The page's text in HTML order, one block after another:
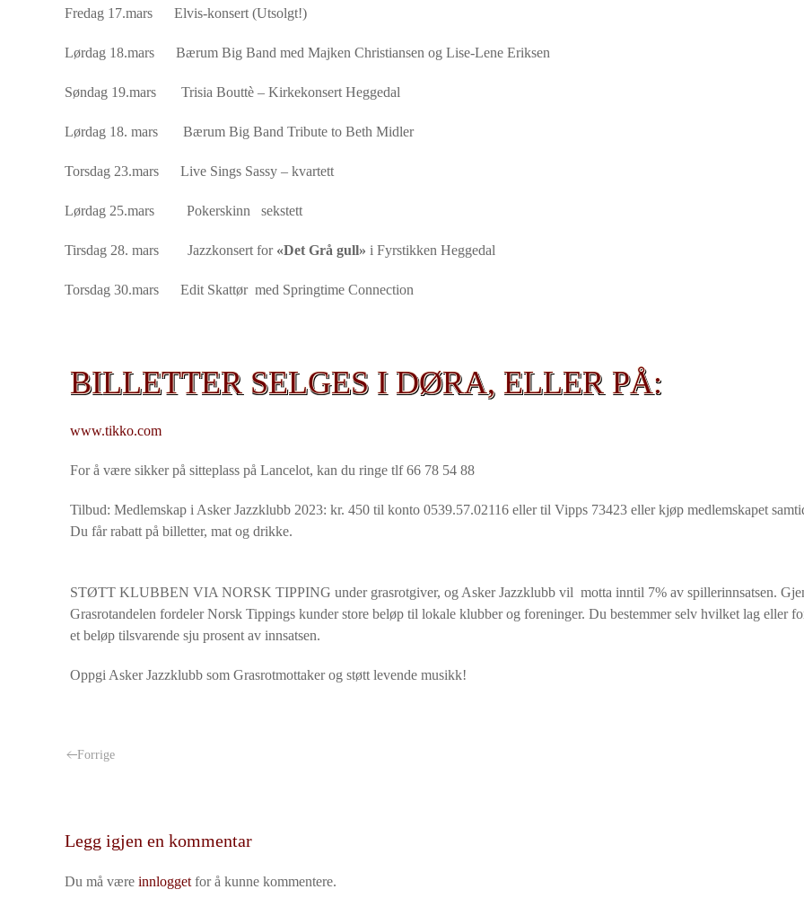
Fredag 17.mars Elvis-konsert (Utsolgt!)
Lørdag 18.mars Bærum Big Band med Majken Christiansen og Lise-Lene Eriksen
Søndag 19.mars Trisia Bouttè – Kirkekonsert Heggedal
Lørdag 18. mars Bærum Big Band Tribute to Beth Midler
Torsdag 23.mars Live Sings Sassy – kvartett
Lørdag 25.mars Pokerskinn sekstett
Tirsdag 28. mars Jazzkonsert for «Det Grå gull» i Fyrstikken Heggedal
Torsdag 30.mars Edit Skattør med Springtime Connection
BILLETTER SELGES I DØRA, ELLER PÅ:
www.tikko.com
For å være sikker på sitteplass på Lancelot, kan du ringe tlf 66 78 54 88
Tilbud: Medlemskap i Asker Jazzklubb 2023: kr. 450 til konto 0539.57.02116 eller til Vipps 73423 eller kjøp medlemskapet
Du får rabatt på billetter, mat og drikke.
STØTT KLUBBEN VIA NORSK TIPPING under grasrotgiver, og Asker Jazzklubb vil motta inntil 7% av spillerinnsatsen.
Grasrotandelen fordeler Norsk Tippings kunder store beløp til lokale klubber og foreninger. Du bestemmer selv hvilket lag eller
et beløp tilsvarende sju prosent av innsatsen.
Oppgi Asker Jazzklubb som Grasrotmottaker og støtt levende musikk!
Forrige
Legg igjen en kommentar
Du må være innlogget for å kunne kommentere.